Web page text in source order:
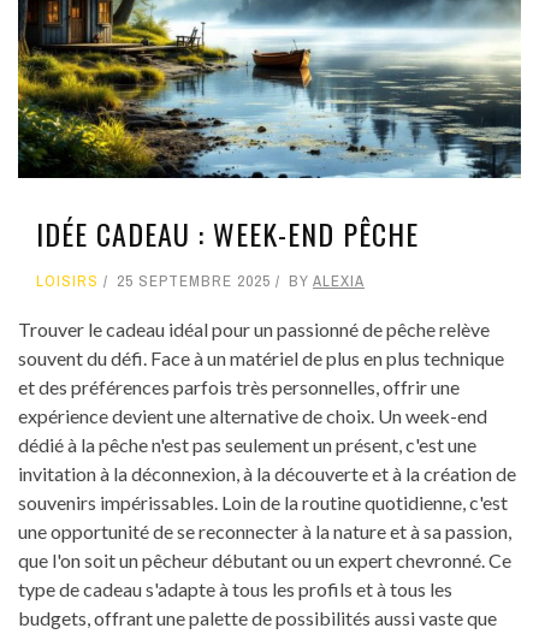
IDÉE CADEAU : WEEK-END PÊCHE
LOISIRS 25 SEPTEMBRE 2025 BY ALEXIA
Trouver le cadeau idéal pour un passionné de pêche relève
souvent du défi. Face à un matériel de plus en plus technique
et des préférences parfois très personnelles, offrir une
expérience devient une alternative de choix. Un week-end
dédié à la pêche n'est pas seulement un présent, c'est une
invitation à la déconnexion, à la découverte et à la création de
souvenirs impérissables. Loin de la routine quotidienne, c'est
une opportunité de se reconnecter à la nature et à sa passion,
que l'on soit un pêcheur débutant ou un expert chevronné. Ce
type de cadeau s'adapte à tous les profils et à tous les
budgets, offrant une palette de possibilités aussi vaste que